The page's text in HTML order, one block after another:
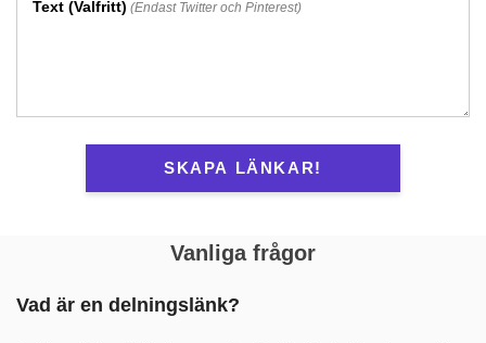
Text (Valfritt) (Endast Twitter och Pinterest)
SKAPA LÄNKAR!
Vanliga frågor
Vad är en delningslänk?